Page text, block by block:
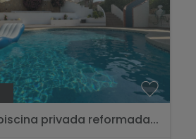
privada reformada...